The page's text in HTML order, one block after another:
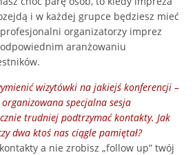
i w każdej grupce będziesz mieć
organizatorzy imprez
aranżowaniu
wizytówki na jakiejś konferencji –
specjalna sesja
trudniej podtrzymać kontakty. Jak
dwa ktoś nas ciągle pamiętał?
a nie zrobisz „follow up” twój